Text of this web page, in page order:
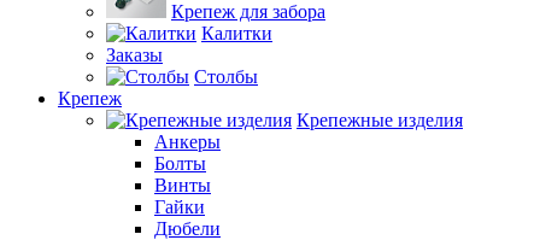
Крепеж для забора
Калитки
Заказы
Столбы
Крепеж
Крепежные изделия
Анкеры
Болты
Винты
Гайки
Дюбели